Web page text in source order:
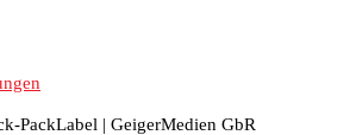
PackLabel | GeigerMedien GbR